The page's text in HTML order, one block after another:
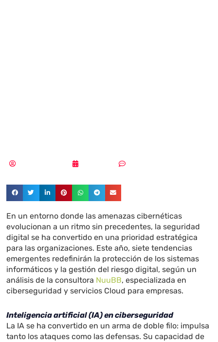
En un entorno donde las amenazas cibernéticas
evolucionan a un ritmo sin precedentes, la seguridad
digital se ha convertido en una prioridad estratégica
para las organizaciones. Este año, siete tendencias
emergentes redefinirán la protección de los sistemas
informáticos y la gestión del riesgo digital, según un
análisis de la consultora NuuBB, especializada en
ciberseguridad y servicios Cloud para empresas.
Inteligencia artificial (IA) en ciberseguridad
La IA se ha convertido en un arma de doble filo: impulsa
tanto los ataques como las defensas. Su capacidad de